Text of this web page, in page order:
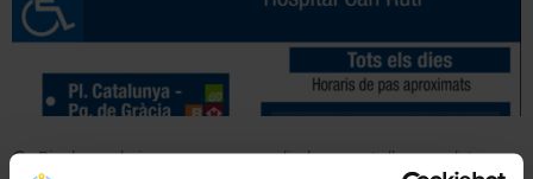
Pincha en la imagen para ampliarla a pantalla completa.